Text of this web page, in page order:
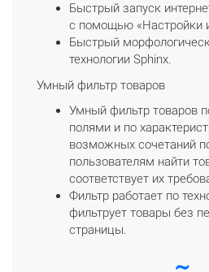
Быстрый запуск
с помощью «Настройки
Быстрый
технологии Sphinx.
Умный фильтр товаров
Умный фильтр товаров
полями и по
возможных сочетаний
пользователям найти
соответствует их
Фильтр работает по
фильтрует товары без
страницы.